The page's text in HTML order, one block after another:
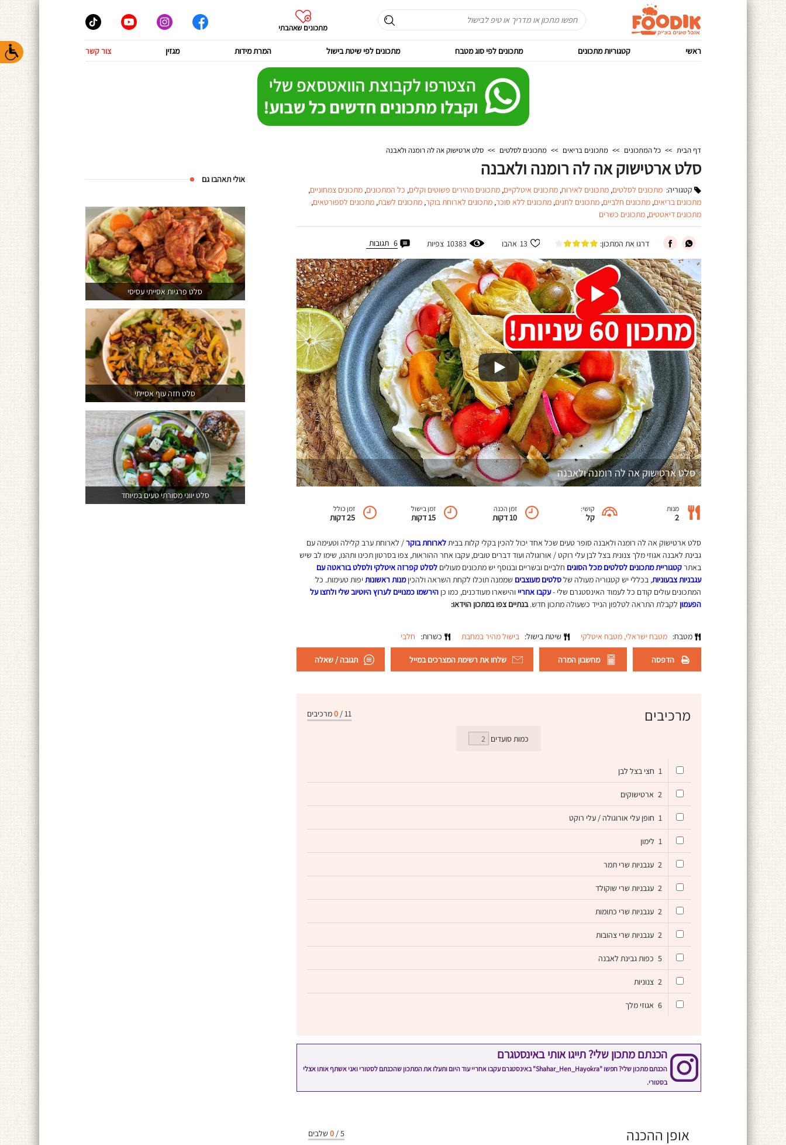
מתכונים שאהבתי
ראשי קטגוריות מתכונים מתכונים לפי סוג מטבח מתכונים לפי שיטת בישול המרת מידות מגזין צור קשר
דף הבית >> כל המתכונים >> מתכונים בריאים >> מתכונים לסלטים >> סלט ארטישוק אה לה רומנה ולאבנה
סלט ארטישוק אה לה רומנה ולאבנה
קטגוריה: מתכונים לסלטים,מתכונים לאירוח,מתכונים איטלקיים,מתכונים מהירים פשוטים וקלים, כל המתכונים,מתכונים צמחוניים,
מתכונים בריאים,מתכונים חלביים,מתכונים לחגים,מתכונים ללא סוכר,מתכונים לארוחת בוקר,מתכונים לשבת,מתכונים לספורטאים,
מתכונים דיאטטים,מתכונים כשרים
דרגו את המתכון: 13 אהבו 10383 צפיות 6 תגובות
סלט ארטישוק אה לה רומנה ולאבנה
מנות
2
קושי:
קל
זמן הכנה
10 דקות
זמן בישול
15 דקות
זמן כולל
25 דקות
סלט ארטישוק אה לה רומנה ולאבנה סופר טעים שכל אחד יכול להכין בקלי קלות בביתלארוחת בוקר/ לארוחת ערב קלילה וטעימה עם
גבינת לאבנה אגוזי מלך צנונית בצל לבן עלי רוקט / אורוגולה ועוד דברים טובים, עקבו אחר ההוראות, צפו בסרטון תכינו ותהנו, שימו לב שיש
באתרקטגוריית מתכונים לסלטים מכל הסוגים חלביים ובשריים ובנוסף יש מתכונים מעוליםלסלט קפרזה איטלקי ולסלט בוראטה עם
עגבניות צבעוניות, בכללי יש קטגוריה מעולה שלסלטים מעוצבים שממנה תוכלו לקחת השראה ולהכיןמנות ראשונותיפות טעימות. כל
המתכונים עולים קודם כל לעמוד האינסטגרם שלי -עקבו אחריי והישארו מעודכנים, כמו כןהירשמו כמנויים לערוץ היוטיוב שלי ולחצו על
הפעמון לקבלת התראה לטלפון הנייד כשעולה מתכון חדש.בנתיים צפו במתכון הוידאו:
מטבח: מטבח ישראלי, מטבח איטלקי שיטת בישול: בישול מהיר במחבת כשרות: חלבי
הדפסה מחשבון המרה שלחו את רשימת המצרכים במייל תגובה / שאלה
11
/
0מרכיבים מרכיבים
כמות סועדים
1 חצי בצל לבן
2 ארטישוקים
1 חופן עלי אורוגולה / עלי רוקט
1 לימון
2 עגבניות שרי תמר
2 עגבניות שרי שוקולד
2 עגבניות שרי כתומות
2 עגבניות שרי צהובות
5 כפות גבינת לאבנה
2 צנוניות
6 אגוזי מלך
הכנתם מתכון שלי? תייגו אותי באינסטגרם
הכנתם מתכון שלי? חפשו "Shahar_Hen_Hayokra" באינסטגרם עקבו אחריי עוד היום ותעלו את המתכון שהכנתם לסטורי ואני אשתף אותו אצלי
בסטורי.
5
/
0 שלבים אופן ההכנה
אולי תאהבו גם
סלט פרגיות אסייתי עסיסי
סלט חזה עוף אסייתי
סלט יווני מסורתי טעים במיוחד